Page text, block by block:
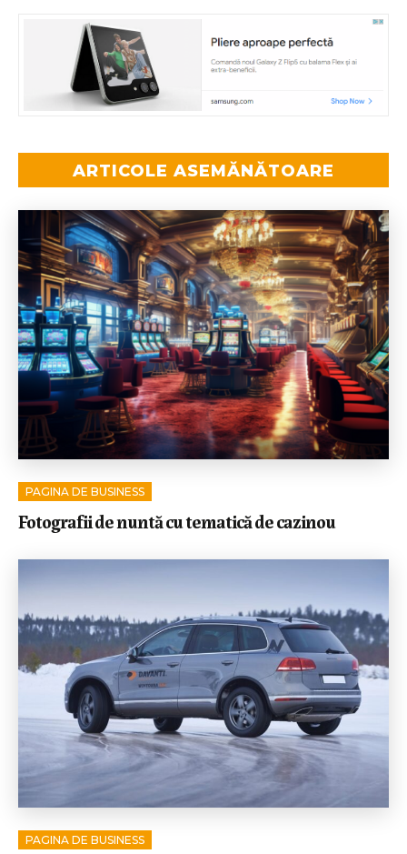
ARTICOLE ASEMĂNĂTOARE
PAGINA DE BUSINESS
Fotografii de nuntă cu tematică de cazinou
PAGINA DE BUSINESS